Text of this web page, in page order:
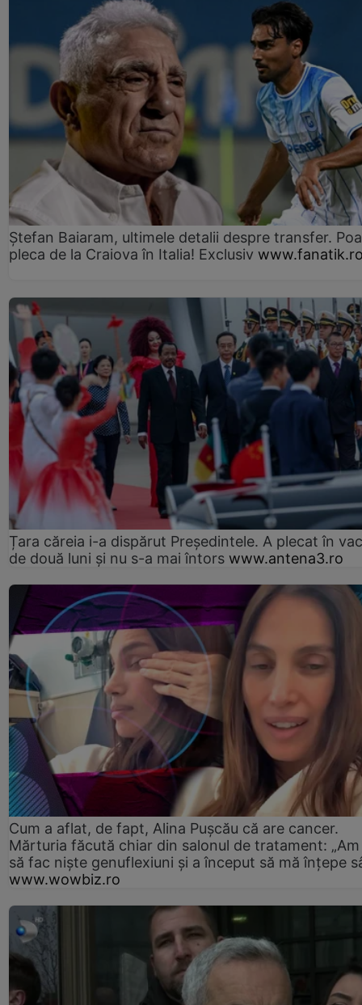
Ștefan Baiaram, ultimele detalii despre transfer.
pleca de la Craiova în Italia! Exclusiv
Țara căreia i-a dispărut Președintele. A plecat în
de două luni și nu s-a mai întors www.antena3.ro
Cum a aflat, de fapt, Alina Pușcău că are cancer.
Mărturia făcută chiar din salonul de tratament:
să fac niște genuflexiuni și a început să mă înțepe
www.wowbiz.ro